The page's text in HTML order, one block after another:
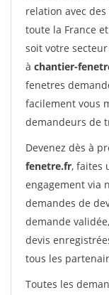
relation avec
toute la France
soit votre
à chantier-
fenetres
facilement vous
demandeurs de
Devenez dès à
fenetre.fr, faites
engagement via
demandes de
demande
devis
tous les
Toutes les